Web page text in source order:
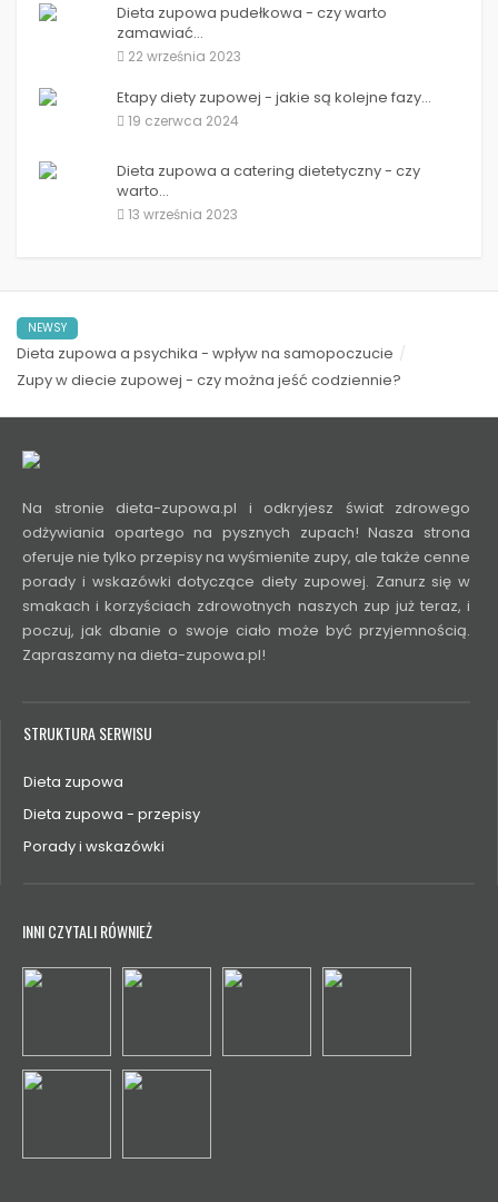
Dieta zupowa pudełkowa - czy warto
zamawiać...
22 września 2023
Etapy diety zupowej - jakie są kolejne fazy...
19 czerwca 2024
Dieta zupowa a catering dietetyczny - czy
warto...
13 września 2023
NEWSY
Dieta zupowa a psychika - wpływ na samopoczucie
Zupy w diecie zupowej - czy można jeść codziennie?
Na stronie dieta-zupowa.pl i odkryjesz świat zdrowego
odżywiania opartego na pysznych zupach! Nasza strona
oferuje nie tylko przepisy na wyśmienite zupy, ale także cenne
porady i wskazówki dotyczące diety zupowej. Zanurz się w
smakach i korzyściach zdrowotnych naszych zup już teraz, i
poczuj, jak dbanie o swoje ciało może być przyjemnością.
Zapraszamy na dieta-zupowa.pl!
STRUKTURA SERWISU
Dieta zupowa
Dieta zupowa - przepisy
Porady i wskazówki
INNI CZYTALI RÓWNIEŻ